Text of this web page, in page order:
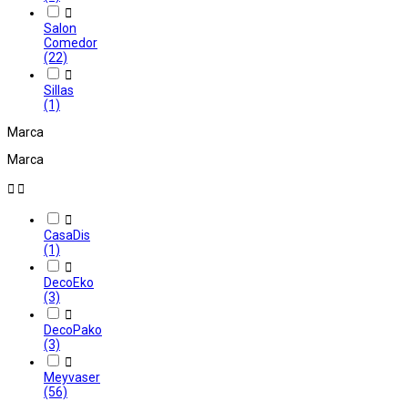

Salon
Comedor
(22)

Sillas
(1)
Marca
Marca
 

CasaDis
(1)

DecoEko
(3)

DecoPako
(3)

Meyvaser
(56)